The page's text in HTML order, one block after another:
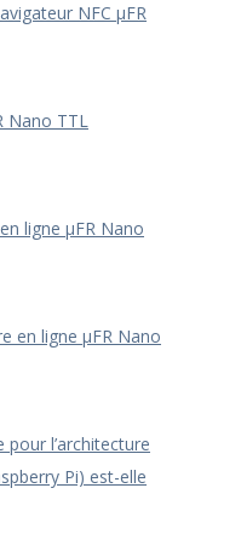
NFC μFR
Nano TTL
ligne μFR Nano
en ligne μFR Nano
pour l’architecture
Pi) est-elle